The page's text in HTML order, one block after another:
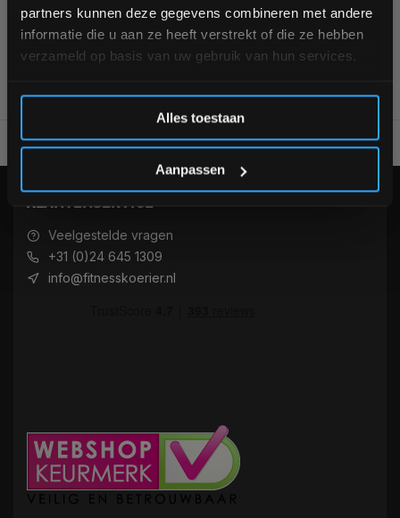
partners kunnen deze gegevens combineren met andere
informatie die u aan ze heeft verstrekt of die ze hebben
verzameld op basis van uw gebruik van hun services.
Alles toestaan
Aanpassen
1
Voor 95% direct uit voorraad geleverd Professionele
KLANTENSERVICE
Veelgestelde vragen
+31 (0)24 645 1309
info@fitnesskoerier.nl
Inschrijven
*Verzendkosten vallen buiten de korting